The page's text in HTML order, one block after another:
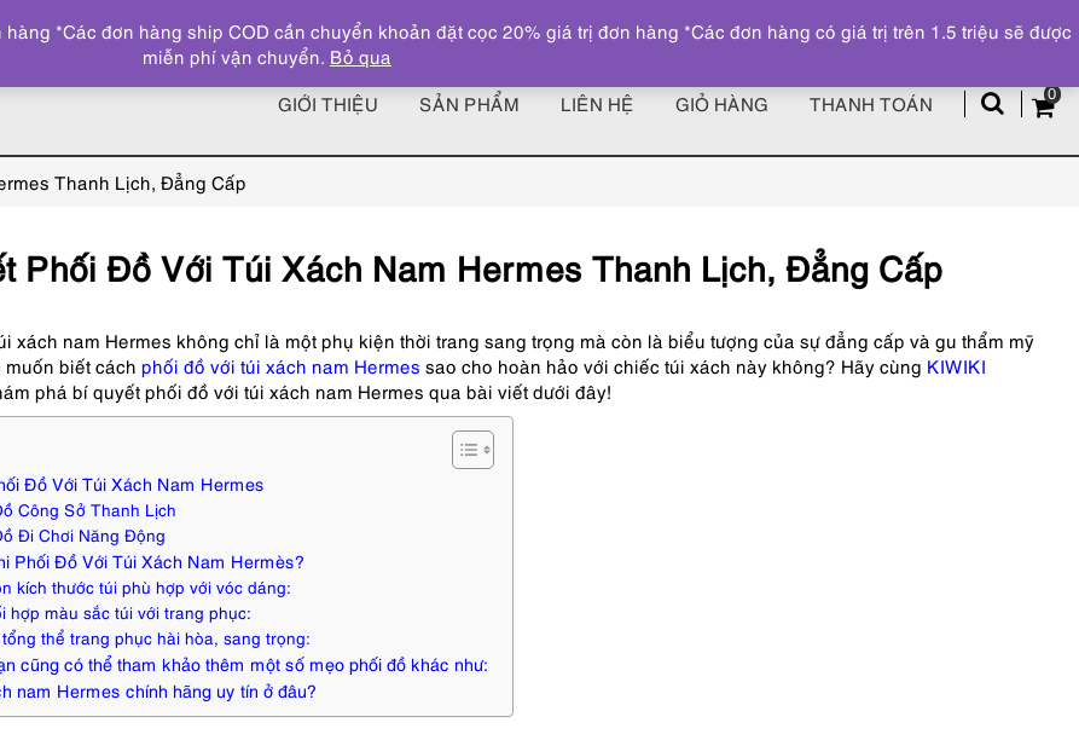
z
0
GIỚI THIỆU SẢN PHẨM LIÊN HỆ GIỎ HÀNG THANH TOÁN
Thanh Lịch, Đẳng Cấp
Phối Đồ Với Túi Xách Nam Hermes Thanh Lịch, Đẳng Cấp
xách nam Hermes không chỉ là một phụ kiện thời trang sang trọng mà còn là biểu tượng của sự đẳng cấp và gu thẩm mỹ
biết cách phối đồ với túi xách nam Hermes sao cho hoàn hảo với chiếc túi xách này không? Hãy cùng KIWIKI
phá bí quyết phối đồ với túi xách nam Hermes qua bài viết dưới đây!
Đồ Với Túi Xách Nam Hermes
Công Sở Thanh Lịch
Đi Chơi Năng Động
Phối Đồ Với Túi Xách Nam Hermès?
kích thước túi phù hợp với vóc dáng:
hợp màu sắc túi với trang phục:
thể trang phục hài hòa, sang trọng:
cũng có thể tham khảo thêm một số mẹo phối đồ khác như:
nam Hermes chính hãng uy tín ở đâu?
*Các đơn hàng ship COD cần chuyển khoản đặt cọc 20% giá trị đơn hàng *Các đơn hàng có giá trị trên 1.5 triệu sẽ được
miễn phí vận chuyển. Bỏ qua